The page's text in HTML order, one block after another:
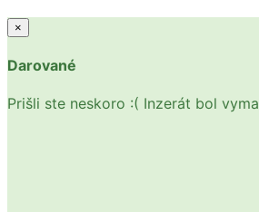
×
Darované
Prišli ste neskoro :( Inzerát bol